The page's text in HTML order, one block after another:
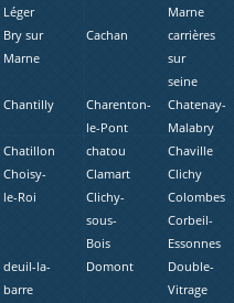
Léger
Marne
Bry sur
Marne
Cachan
carrières
sur
seine
Chantilly
Charenton-
le-Pont
Chatenay-
Malabry
Chatillon
chatou
Chaville
Choisy-
le-Roi
Clamart
Clichy
Clichy-
sous-
Bois
Colombes
Corbeil-
Essonnes
deuil-la-
barre
Domont
Double-
Vitrage